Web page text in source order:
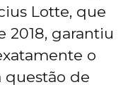
Lotte, que
2018, garantiu
o
questão de